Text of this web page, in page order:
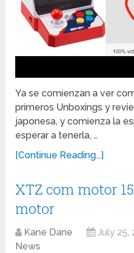
Ya se comienzan a ver
primeros Unboxings y
japonesa, y comienza la
esperar a tenerla, …
[Continue Reading...]
XTZ com motor
motor
Kane Dane July 25,
News